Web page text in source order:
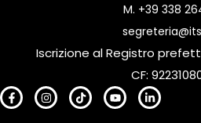
M. +39 338
Iscrizione al Registro
CF: